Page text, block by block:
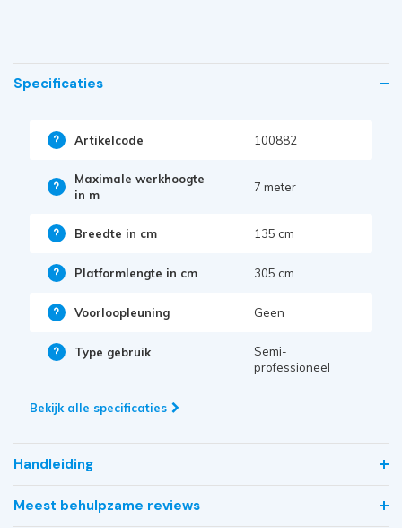
Specificaties
Artikelcode 100882
Maximale werkhoogte
in m
7 meter
Breedte in cm 135 cm
Platformlengte in cm 305 cm
Voorloopleuning Geen
Type gebruik
Semi-
professioneel
Bekijk alle specificaties
Handleiding
Meest behulpzame reviews